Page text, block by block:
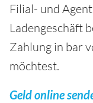
Filial- und
Ladengeschäft
Zahlung in bar
möchtest.
Geld online